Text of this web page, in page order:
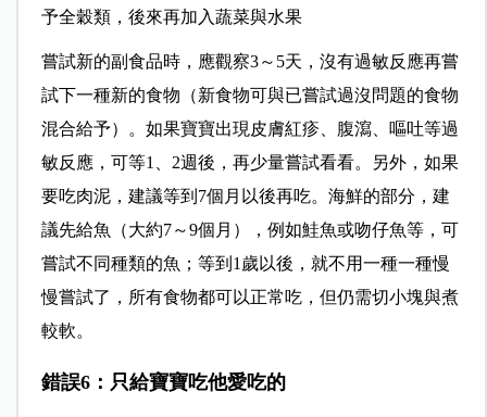
予全穀類，後來再加入蔬菜與水果
嘗試新的副食品時，應觀察3～5天，沒有過敏反應再嘗
試下一種新的食物（新食物可與已嘗試過沒問題的食物
混合給予）。如果寶寶出現皮膚紅疹、腹瀉、嘔吐等過
敏反應，可等1、2週後，再少量嘗試看看。另外，如果
要吃肉泥，建議等到7個月以後再吃。海鮮的部分，建
議先給魚（大約7～9個月），例如鮭魚或吻仔魚等，可
嘗試不同種類的魚；等到1歲以後，就不用一種一種慢
慢嘗試了，所有食物都可以正常吃，但仍需切小塊與煮
較軟。
錯誤6：只給寶寶吃他愛吃的